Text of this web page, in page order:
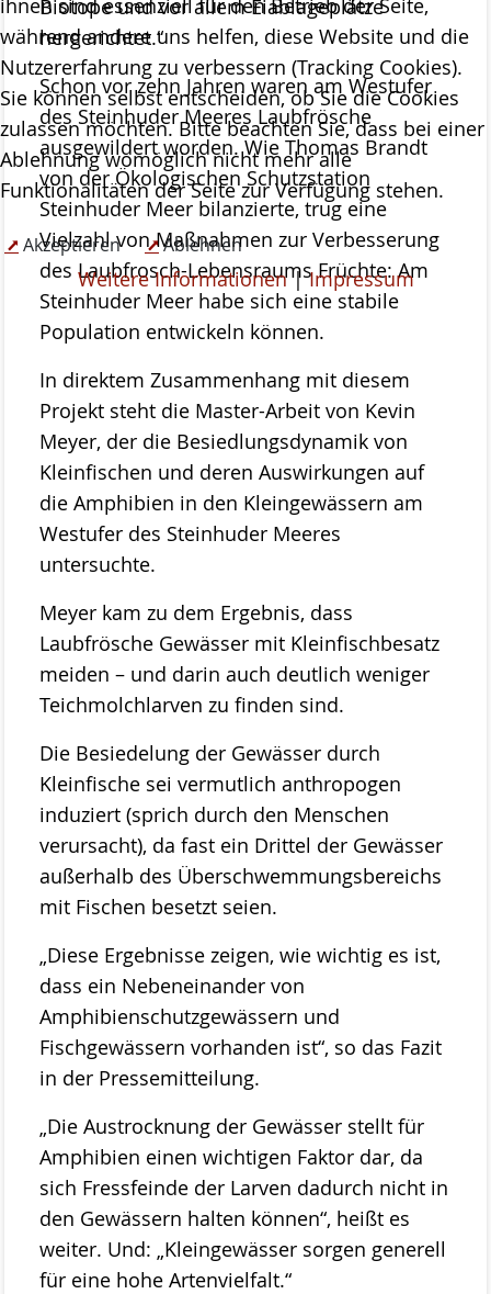
Biotope und vor allem Eiablageplätze
hergerichtet.“
Schon vor zehn Jahren waren am Westufer
des Steinhuder Meeres Laubfrösche
ausgewildert worden. Wie Thomas Brandt
von der Ökologischen Schutzstation
Steinhuder Meer bilanzierte, trug eine
Vielzahl von Maßnahmen zur Verbesserung
des Laubfrosch-Lebensraums Früchte: Am
Steinhuder Meer habe sich eine stabile
Population entwickeln können.
In direktem Zusammenhang mit diesem
Projekt steht die Master-Arbeit von Kevin
Meyer, der die Besiedlungsdynamik von
Kleinfischen und deren Auswirkungen auf
die Amphibien in den Kleingewässern am
Westufer des Steinhuder Meeres
untersuchte.
Meyer kam zu dem Ergebnis, dass
Laubfrösche Gewässer mit Kleinfischbesatz
meiden – und darin auch deutlich weniger
Teichmolchlarven zu finden sind.
Die Besiedelung der Gewässer durch
Kleinfische sei vermutlich anthropogen
induziert (sprich durch den Menschen
verursacht), da fast ein Drittel der Gewässer
außerhalb des Überschwemmungsbereichs
mit Fischen besetzt seien.
„Diese Ergebnisse zeigen, wie wichtig es ist,
dass ein Nebeneinander von
Amphibienschutzgewässern und
Fischgewässern vorhanden ist“, so das Fazit
in der Pressemitteilung.
„Die Austrocknung der Gewässer stellt für
Amphibien einen wichtigen Faktor dar, da
sich Fressfeinde der Larven dadurch nicht in
den Gewässern halten können“, heißt es
weiter. Und: „Kleingewässer sorgen generell
für eine hohe Artenvielfalt.“
ihnen sind essenziell für den Betrieb der Seite,
während andere uns helfen, diese Website und die
Nutzererfahrung zu verbessern (Tracking Cookies).
Sie können selbst entscheiden, ob Sie die Cookies
zulassen möchten. Bitte beachten Sie, dass bei einer
Ablehnung womöglich nicht mehr alle
Funktionalitäten der Seite zur Verfügung stehen.
Akzeptieren Ablehnen
Weitere Informationen|Impressum